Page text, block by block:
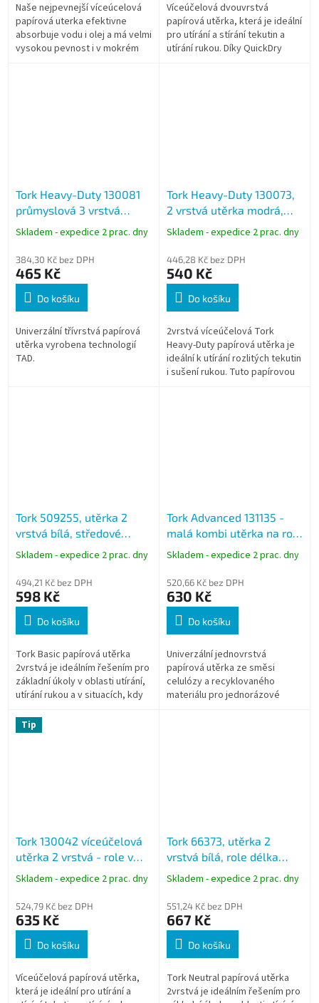
Naše nejpevnejší víceúcelová
papírová uterka efektivne
absorbuje vodu i olej a má velmi
vysokou pevnost i v mokrém
Víceúčelová dvouvrstvá
papírová utěrka, která je ideální
pro utírání a stírání tekutin a
utírání rukou. Díky QuickDry
Tork Heavy-Duty 130081
průmyslová 3 vrstvá
utěrka modrá, 350 útržků
Skladem - expedice 2 prac. dny
384,30 Kč bez DPH
465 Kč
Do košíku
Univerzální třívrstvá papírová
utěrka vyrobena technologií
TAD.
Tork Heavy-Duty 130073,
2 vrstvá utěrka modrá,
návin 170 m, 500 útržků,
Skladem - expedice 2 prac. dny
446,28 Kč bez DPH
540 Kč
Do košíku
2vrstvá víceúčelová Tork
Heavy-Duty papírová utěrka je
ideální k utírání rozlitých tekutin
i sušení rukou. Tuto papírovou
Tork 509255, utěrka 2
vrstvá bílá, středové
odvíjení, W1/W2, balení 2
role, návin 184 m
Skladem - expedice 2 prac. dny
494,21 Kč bez DPH
598 Kč
Do košíku
Tork Basic papírová utěrka
2vrstvá je ideálním řešením pro
základní úkoly v oblasti utírání,
utírání rukou a v situacích, kdy
Tork Advanced 131135 -
malá kombi utěrka na roli
bílá, návin 460 m, W1 W2
Skladem - expedice 2 prac. dny
520,66 Kč bez DPH
630 Kč
Do košíku
Univerzální jednovrstvá
papírová utěrka ze směsi
celulózy a recyklovaného
materiálu pro jednorázové
Tip
Tork 130042 víceúčelová
utěrka 2 vrstvá - role v
boxu, návin 255 m,
W1/W2/W3
Skladem - expedice 2 prac. dny
524,79 Kč bez DPH
635 Kč
Do košíku
Víceúčelová papírová utěrka,
která je ideální pro utírání a
Tork 66373, utěrka 2
vrstvá bílá, role délka
300m - 1000 útržků,
W1/W2, balení 2 role
Skladem - expedice 2 prac. dny
551,24 Kč bez DPH
667 Kč
Do košíku
Tork Neutral papírová utěrka
2vrstvá je ideálním řešením pro